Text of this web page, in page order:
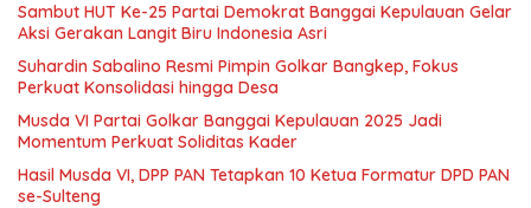
Sambut HUT Ke-25 Partai Demokrat Banggai Kepulauan Gelar
Aksi Gerakan Langit Biru Indonesia Asri
Suhardin Sabalino Resmi Pimpin Golkar Bangkep, Fokus
Perkuat Konsolidasi hingga Desa
Musda VI Partai Golkar Banggai Kepulauan 2025 Jadi
Momentum Perkuat Soliditas Kader
Hasil Musda VI, DPP PAN Tetapkan 10 Ketua Formatur DPD PAN
se-Sulteng